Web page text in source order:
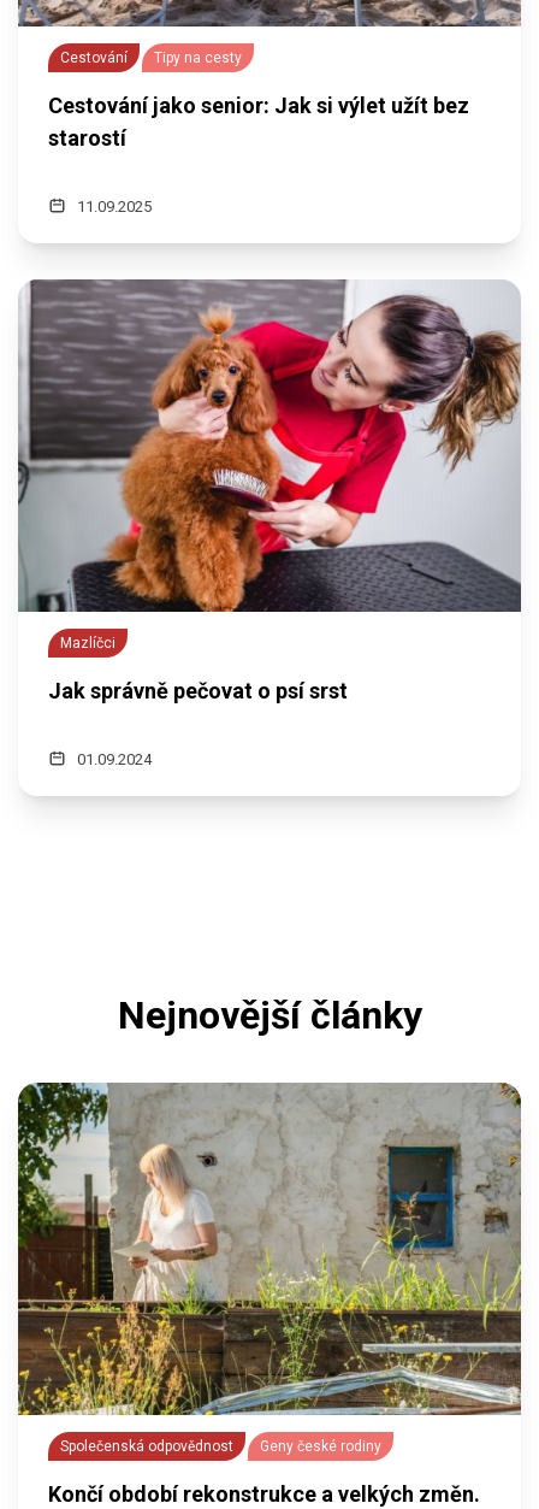
Cestování Tipy na cesty
Cestování jako senior: Jak si výlet užít bez
starostí
11.09.2025
Mazlíčci
Jak správně pečovat o psí srst
01.09.2024
Nejnovější články
Společenská odpovědnost Geny české rodiny
Končí období rekonstrukce a velkých změn.